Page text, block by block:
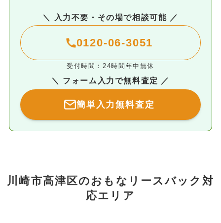
＼ 入力不要・その場で相談可能 ／
0120-06-3051
受付時間：24時間年中無休
＼ フォーム入力で無料査定 ／
簡単入力無料査定
川崎市高津区のおもなリースバック対
応エリア